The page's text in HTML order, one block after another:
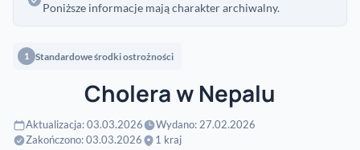
Poniższe informacje mają charakter archiwalny.
1 Standardowe środki ostrożności
Cholera w Nepalu
Aktualizacja: 03.03.2026
Wydano: 27.02.2026
Zakończono: 03.03.2026
1 kraj